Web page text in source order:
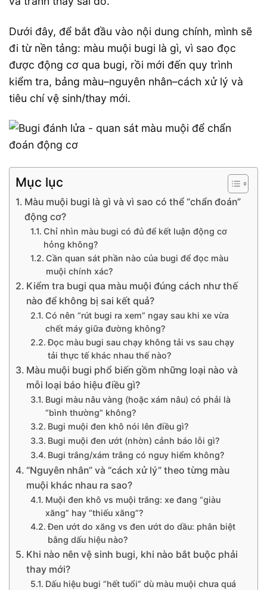
Dưới đây, để bắt đầu vào nội dung chính, mình sẽ
đi từ nền tảng: màu muội bugi là gì, vì sao đọc
được động cơ qua bugi, rồi mới đến quy trình
kiểm tra, bảng màu–nguyên nhân–cách xử lý và
tiêu chí vệ sinh/thay mới.
Mục lục
Màu muội bugi là gì và vì sao có thể “chẩn đoán”
động cơ?
Chỉ nhìn màu bugi có đủ để kết luận động cơ
hỏng không?
Cần quan sát phần nào của bugi để đọc màu
muội chính xác?
Kiểm tra bugi qua màu muội đúng cách như thế
nào để không bị sai kết quả?
Có nên “rút bugi ra xem” ngay sau khi xe vừa
chết máy giữa đường không?
Đọc màu bugi sau chạy không tải vs sau chạy
tải thực tế khác nhau thế nào?
Màu muội bugi phổ biến gồm những loại nào và
mỗi loại báo hiệu điều gì?
Bugi màu nâu vàng (hoặc xám nâu) có phải là
“bình thường” không?
Bugi muội đen khô nói lên điều gì?
Bugi muội đen ướt (nhờn) cảnh báo lỗi gì?
Bugi trắng/xám trắng có nguy hiểm không?
“Nguyên nhân” và “cách xử lý” theo từng màu
muội khác nhau ra sao?
Muội đen khô vs muội trắng: xe đang “giàu
xăng” hay “thiếu xăng”?
Đen ướt do xăng vs đen ướt do dầu: phân biệt
bằng dấu hiệu nào?
Khi nào nên vệ sinh bugi, khi nào bắt buộc phải
thay mới?
Dấu hiệu bugi “hết tuổi” dù màu muội chưa quá